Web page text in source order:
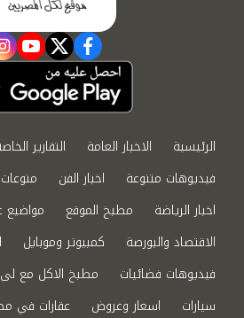
facebook
twitter
الرئيسية الاخبار العامة التقارير
فيديوهات متنوعة
اخبار الفن
اخبار الرياضة
مطبخ الموقع
مواضيع
الاقتصاد والبورصة
كمبيوتر وموبايل
فيديوهات فضائيات
مطبخ الاكل مع
سيارات
اسعار وعروض عقارات في